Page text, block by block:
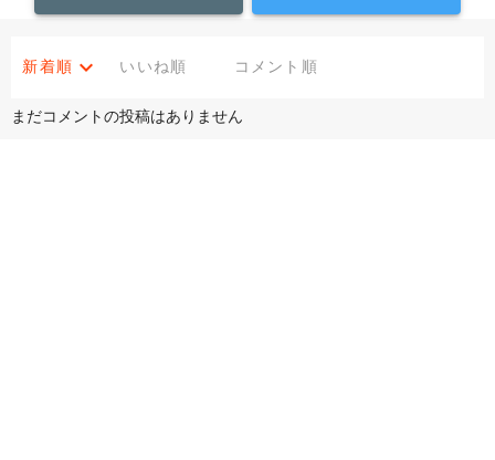
新着順 いいね順 コメント順
まだコメントの投稿はありません